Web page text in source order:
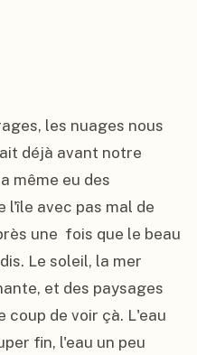
les nuages nous
déjà avant notre
même eu des
l'île avec pas mal de
une  fois que le beau
Le soleil, la mer
et des paysages
coup de voir çà. L'eau
fin, l'eau un peu